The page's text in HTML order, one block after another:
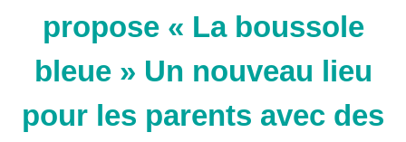
propose « La boussole
bleue » Un nouveau lieu
pour les parents avec des